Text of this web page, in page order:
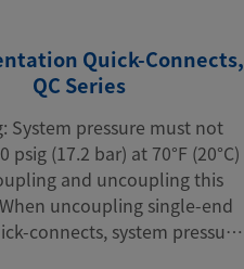
Quick-Connects,
QC Series
System pressure must not
psig (17.2 bar) at 70°F (20°C)
and uncoupling this
uncoupling single-end
connects, system pressure